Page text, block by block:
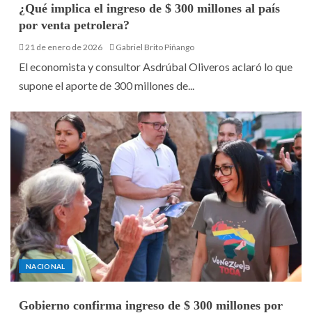
¿Qué implica el ingreso de $ 300 millones al país
por venta petrolera?
21 de enero de 2026 Gabriel Brito Piñango
El economista y consultor Asdrúbal Oliveros aclaró lo que
supone el aporte de 300 millones de...
NACIONAL
Gobierno confirma ingreso de $ 300 millones por